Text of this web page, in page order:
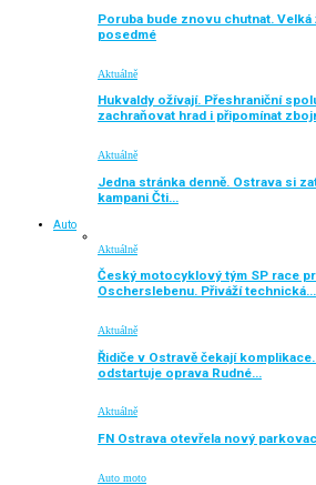
Poruba bude znovu chutnat.
posedmé
Aktuálně
Hukvaldy ožívají. Přeshraniční
zachraňovat hrad i připomínat
Aktuálně
Jedna stránka denně. Ostrava si
kampani Čti…
Auto
Aktuálně
Český motocyklový tým SP race
Oscherslebenu. Přiváží technická…
Aktuálně
Řidiče v Ostravě čekají
odstartuje oprava Rudné…
Aktuálně
FN Ostrava otevřela nový
Auto moto